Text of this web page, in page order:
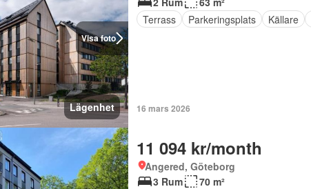
Visa foto
Lägenhet
Terrass
Parkeringsplats Källare
16 mars 2026
11 094 kr/month
Angered, Göteborg
3 Rum
70 m²